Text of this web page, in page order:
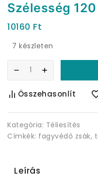
Szélesség
10160 Ft
7 készleten
Összehasonlít
Kategória: Téliesítés
Címkék: fagyvédő zsák,
Leírás